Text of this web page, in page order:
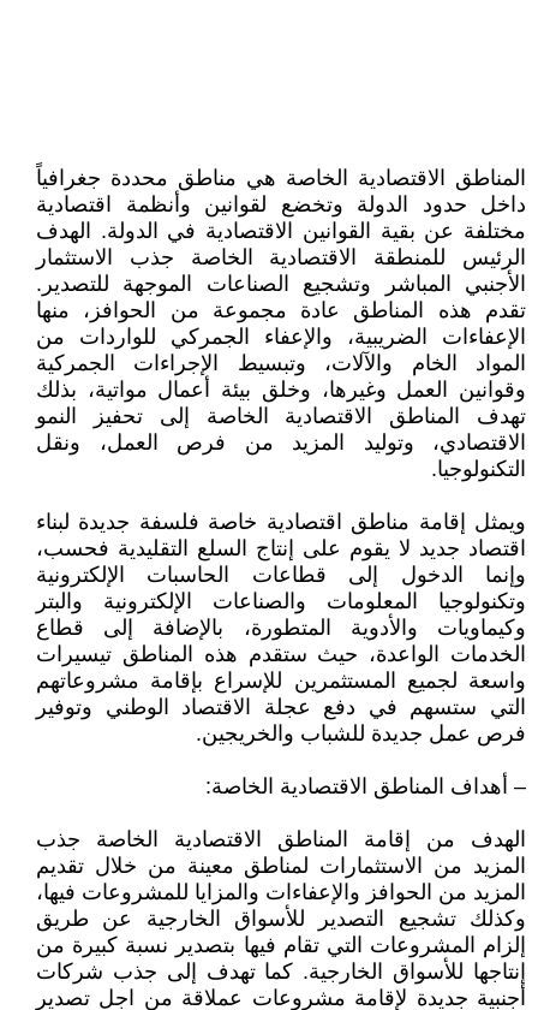
المناطق الاقتصادية الخاصة هي مناطق محددة جغرافياً
داخل حدود الدولة وتخضع لقوانين وأنظمة اقتصادية
مختلفة عن بقية القوانين الاقتصادية في الدولة. الهدف
الرئيس للمنطقة الاقتصادية الخاصة جذب الاستثمار
الأجنبي المباشر وتشجيع الصناعات الموجهة للتصدير.
تقدم هذه المناطق عادة مجموعة من الحوافز، منها
الإعفاءات الضريبية، والإعفاء الجمركي للواردات من
المواد الخام والآلات، وتبسيط الإجراءات الجمركية
وقوانين العمل وغيرها، وخلق بيئة أعمال مواتية، بذلك
تهدف المناطق الاقتصادية الخاصة إلى تحفيز النمو
الاقتصادي، وتوليد المزيد من فرص العمل، ونقل
التكنولوجيا.
ويمثل إقامة مناطق اقتصادية خاصة فلسفة جديدة لبناء
اقتصاد جديد لا يقوم على إنتاج السلع التقليدية فحسب،
وإنما الدخول إلى قطاعات الحاسبات الإلكترونية
وتكنولوجيا المعلومات والصناعات الإلكترونية والبتر
وكيماويات والأدوية المتطورة، بالإضافة إلى قطاع
الخدمات الواعدة، حيث ستقدم هذه المناطق تيسيرات
واسعة لجميع المستثمرين للإسراع بإقامة مشروعاتهم
التي ستسهم في دفع عجلة الاقتصاد الوطني وتوفير
فرص عمل جديدة للشباب والخريجين.
– أهداف المناطق الاقتصادية الخاصة:
الهدف من إقامة المناطق الاقتصادية الخاصة جذب
المزيد من الاستثمارات لمناطق معينة من خلال تقديم
المزيد من الحوافز والإعفاءات والمزايا للمشروعات فيها،
وكذلك تشجيع التصدير للأسواق الخارجية عن طريق
إلزام المشروعات التي تقام فيها بتصدير نسبة كبيرة من
إنتاجها للأسواق الخارجية. كما تهدف إلى جذب شركات
أجنبية جديدة لإقامة مشروعات عملاقة من اجل تصدير